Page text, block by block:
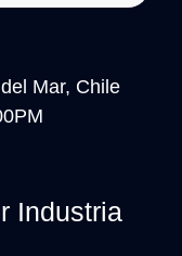
Mar, Chile
Industria